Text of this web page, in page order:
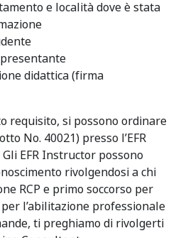
e località dove è stata
didattica (firma
requisito, si possono ordinare
No. 40021) presso l’EFR
EFR Instructor possono
rivolgendosi a chi
RCP e primo soccorso per
l’abilitazione professionale
ti preghiamo di rivolgerti